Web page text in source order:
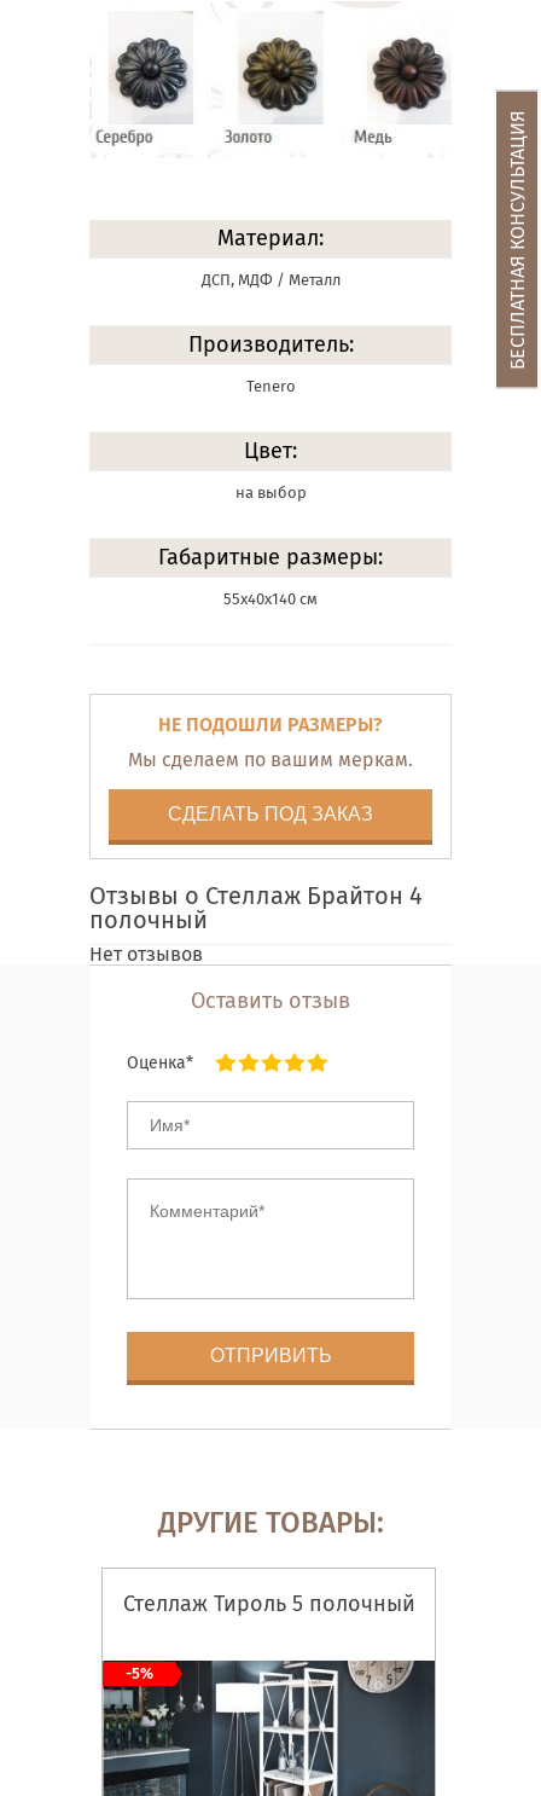
Материал:
ДСП, МДФ / Металл
Производитель:
Tenero
Цвет:
на выбор
Габаритные размеры:
55х40х140 см
НЕ ПОДОШЛИ РАЗМЕРЫ?
Мы сделаем по вашим меркам.
СДЕЛАТЬ ПОД ЗАКАЗ
Отзывы о Стеллаж Брайтон 4
полочный
Нет отзывов
Оставить отзыв
Оценка*
ДРУГИЕ ТОВАРЫ:
Стеллаж Тироль 5 полочный
-5%
БЕСПЛАТНАЯ КОНСУЛЬТАЦИЯ